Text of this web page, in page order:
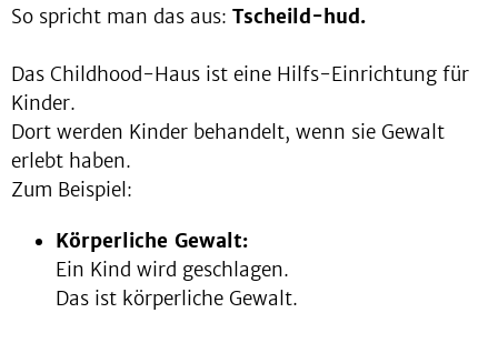
So spricht man das aus: Tscheild-hud.
Das Childhood-Haus ist eine Hilfs-Einrichtung für
Kinder.
Dort werden Kinder behandelt, wenn sie Gewalt
erlebt haben.
Zum Beispiel:
Körperliche Gewalt:
Ein Kind wird geschlagen.
Das ist körperliche Gewalt.